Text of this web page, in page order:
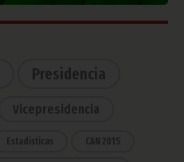
Presidencia
Vicepresidencia
Estadísticas CAN 2015